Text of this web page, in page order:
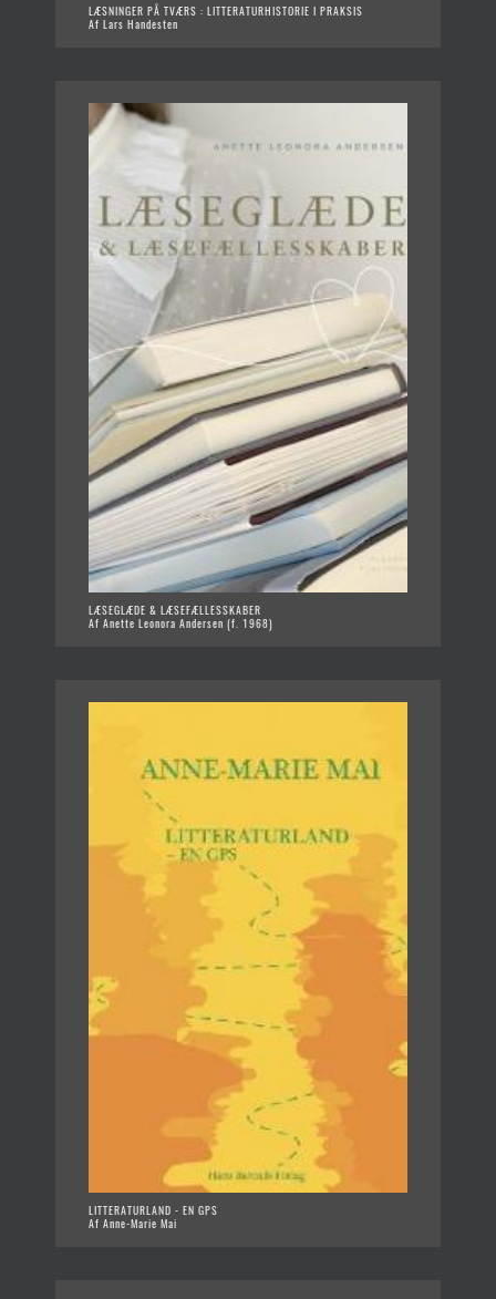
LÆSNINGER PÅ TVÆRS : LITTERATURHISTORIE I PRAKSIS
Af Lars Handesten
LÆSEGLÆDE & LÆSEFÆLLESSKABER
Af Anette Leonora Andersen (f. 1968)
LITTERATURLAND - EN GPS
Af Anne-Marie Mai